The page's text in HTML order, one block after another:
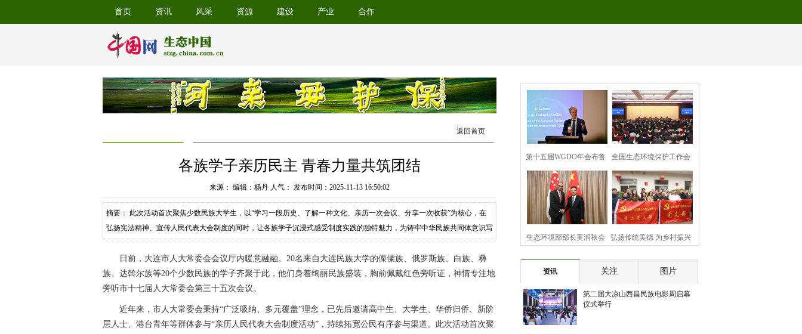
首页 资讯 风采 资源 建设 产业 合作
返回首页
各族学子亲历民主 青春力量共筑团结
来源： 编辑：杨丹 人气： 发布时间：2025-11-13 16:50:02
摘要： 此次活动首次聚焦少数民族大学生，以“学习一段历史、了解一种文化、亲历一次会议、分享一次收获”为核心，在
弘扬宪法精神、宣传人民代表大会制度的同时，让各族学子沉浸式感受制度实践的独特魅力，为铸牢中华民族共同体意识写
青年参与民主实践，为铸牢中华民族共同体意识、推动城市高质量发展凝聚青春力量。学子们先后参观常委会会议厅、宪法
墙及“代表之家”“党员之家”。
日前，大连市人大常委会会议厅内暖意融融。20名来自大连民族大学的傈僳族、俄罗斯族、白族、彝
族、达斡尔族等20个少数民族的学子齐聚于此，他们身着绚丽民族盛装，胸前佩戴红色旁听证，神情专注地
旁听市十七届人大常委会第三十五次会议。
近年来，市人大常委会秉持“广泛吸纳、多元覆盖”理念，已先后邀请高中生、大学生、华侨归侨、新阶
层人士、港台青年等群体参与“亲历人民代表大会制度活动”，持续拓宽公民有序参与渠道。此次活动首次聚